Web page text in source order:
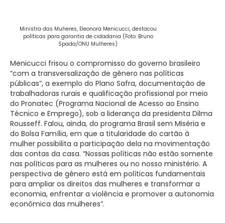
Ministra das Muheres, Eleonora Menicucci, destacou
políticas para garantia de cidadania (Foto: Bruno
Spada/ONU Mulheres)
Menicucci frisou o compromisso do governo brasileiro
“com a transversalização de gênero nas políticas
públicas”, a exemplo do Plano Safra, documentação de
trabalhadoras rurais e qualificação profissional por meio
do Pronatec (Programa Nacional de Acesso ao Ensino
Técnico e Emprego), sob a liderança da presidenta Dilma
Rousseff. Falou, ainda, do programa Brasil sem Miséria e
do Bolsa Família, em que a titularidade do cartão à
mulher possibilita a participação dela na movimentação
das contas da casa. “Nossas políticas não estão somente
nas políticas para as mulheres ou no nosso ministério. A
perspectiva de gênero está em políticas fundamentais
para ampliar os direitos das mulheres e transformar a
economia, enfrentar a violência e promover a autonomia
econômica das mulheres”.